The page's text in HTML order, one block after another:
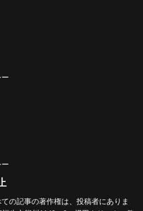
の記事の著作権は、投稿者にありま